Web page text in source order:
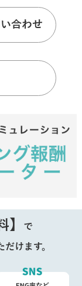
合わせ
で
けます。